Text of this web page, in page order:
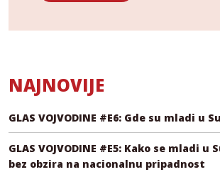
NAJNOVIJE
GLAS VOJVODINE #E6: Gde su mladi u
GLAS VOJVODINE #E5: Kako se mladi u
bez obzira na nacionalnu pripadnost